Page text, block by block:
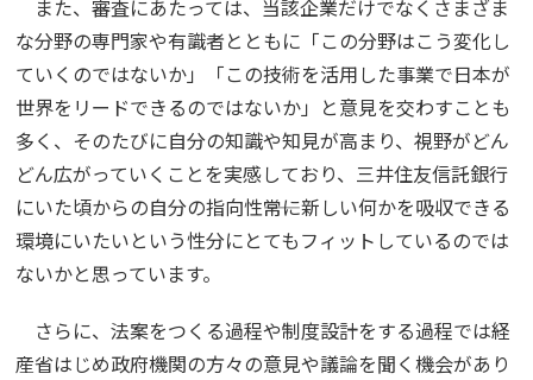
また、審査にあたっては、当該企業だけでなくさまざま
な分野の専門家や有識者とともに「この分野はこう変化し
ていくのではないか」「この技術を活用した事業で日本が
世界をリードできるのではないか」と意見を交わすことも
多く、そのたびに自分の知識や知見が高まり、視野がどん
どん広がっていくことを実感しており、三井住友信託銀行
にいた頃からの自分の指向性――常に新しい何かを吸収できる
環境にいたいという性分にとてもフィットしているのでは
ないかと思っています。
さらに、法案をつくる過程や制度設計をする過程では経
産省はじめ政府機関の方々の意見や議論を聞く機会があり